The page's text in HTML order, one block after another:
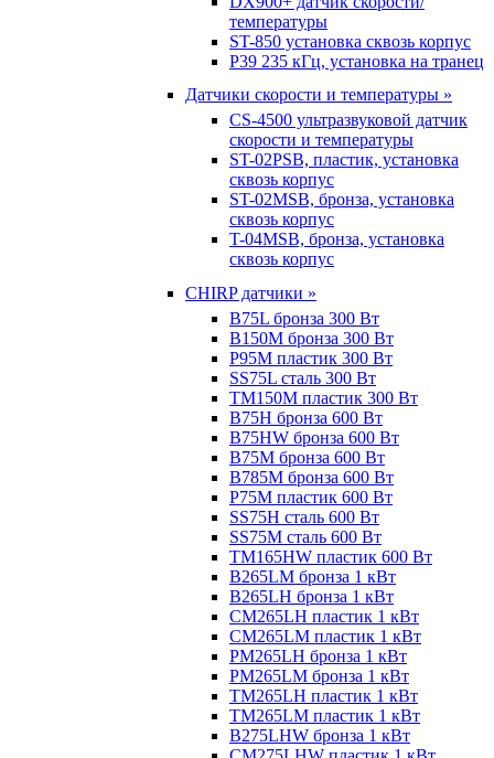
температуры
ST-850 установка сквозь корпус
P39 235 кГц, установка на транец
Датчики скорости и температуры »
CS-4500 ультразвуковой датчик
скорости и температуры
ST-02PSB, пластик, установка
сквозь корпус
ST-02MSB, бронза, установка
сквозь корпус
T-04MSB, бронза, установка
сквозь корпус
CHIRP датчики »
B75L бронза 300 Вт
B150M бронза 300 Вт
P95M пластик 300 Вт
SS75L сталь 300 Вт
TM150M пластик 300 Вт
B75H бронза 600 Вт
B75HW бронза 600 Вт
B75M бронза 600 Вт
B785M бронза 600 Вт
P75M пластик 600 Вт
SS75H сталь 600 Вт
SS75M сталь 600 Вт
TM165HW пластик 600 Вт
B265LM бронза 1 кВт
B265LH бронза 1 кВт
CM265LH пластик 1 кВт
CM265LM пластик 1 кВт
PM265LH бронза 1 кВт
PM265LM бронза 1 кВт
TM265LH пластик 1 кВт
TM265LM пластик 1 кВт
B275LHW бронза 1 кВт